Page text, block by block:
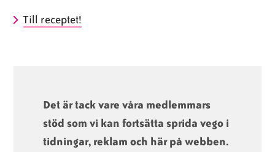
Till receptet!
Det är tack vare våra medlemmars
stöd som vi kan fortsätta sprida vego i
tidningar, reklam och här på webben.